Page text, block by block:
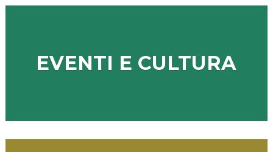
EVENTI E CULTURA